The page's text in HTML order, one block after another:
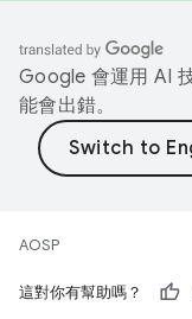
Google 會運用 AI
能會出錯。
AOSP
這對你有幫助嗎？